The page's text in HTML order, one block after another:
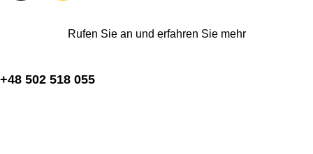
Rufen Sie an und erfahren Sie mehr
+48 502 518 055